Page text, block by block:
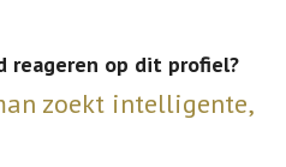
reageren op dit profiel?
zoekt intelligente,